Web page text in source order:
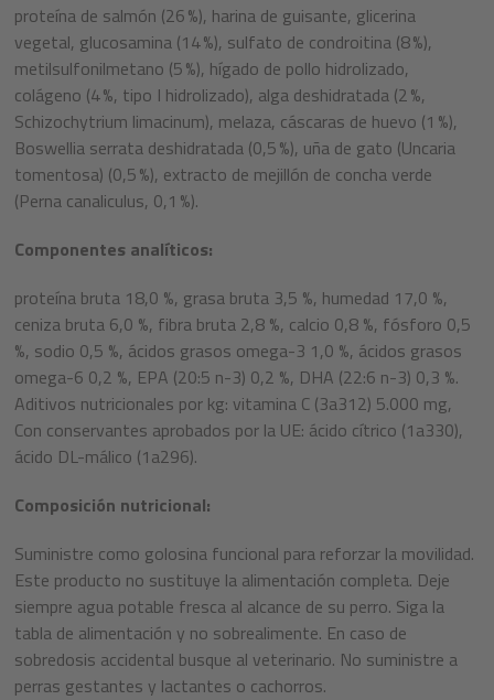
proteína de salmón (26 %), harina de guisante, glicerina
vegetal, glucosamina (14 %), sulfato de condroitina (8 %),
metilsulfonilmetano (5 %), hígado de pollo hidrolizado,
colágeno (4 %, tipo I hidrolizado), alga deshidratada (2 %,
Schizochytrium limacinum), melaza, cáscaras de huevo (1 %),
Boswellia serrata deshidratada (0,5 %), uña de gato (Uncaria
tomentosa) (0,5 %), extracto de mejillón de concha verde
(Perna canaliculus, 0,1 %).
Componentes analíticos:
proteína bruta 18,0 %, grasa bruta 3,5 %, humedad 17,0 %,
ceniza bruta 6,0 %, fibra bruta 2,8 %, calcio 0,8 %, fósforo 0,5
%, sodio 0,5 %, ácidos grasos omega-3 1,0 %, ácidos grasos
omega-6 0,2 %, EPA (20:5 n-3) 0,2 %, DHA (22:6 n-3) 0,3 %.
Aditivos nutricionales por kg: vitamina C (3a312) 5.000 mg,
Con conservantes aprobados por la UE: ácido cítrico (1a330),
ácido DL-málico (1a296).
Composición nutricional:
Suministre como golosina funcional para reforzar la movilidad.
Este producto no sustituye la alimentación completa. Deje
siempre agua potable fresca al alcance de su perro. Siga la
tabla de alimentación y no sobrealimente. En caso de
sobredosis accidental busque al veterinario. No suministre a
perras gestantes y lactantes o cachorros.